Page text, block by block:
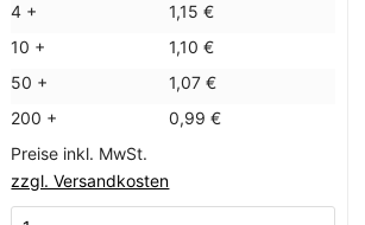
4 +
1,15 €
10 +
1,10 €
50 +
1,07 €
200 +
0,99 €
Preise inkl. MwSt.
zzgl. Versandkosten